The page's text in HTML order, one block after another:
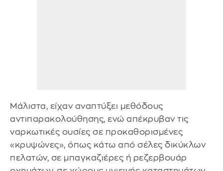
Μάλιστα, είχαν αναπτύξει μεθόδους
αντιπαρακολούθησης, ενώ απέκρυβαν τις
ναρκωτικές ουσίες σε προκαθορισμένες
«κρυψώνες», όπως κάτω από σέλες δικύκλων
πελατών, σε μπαγκαζιέρες ή ρεζερβουάρ